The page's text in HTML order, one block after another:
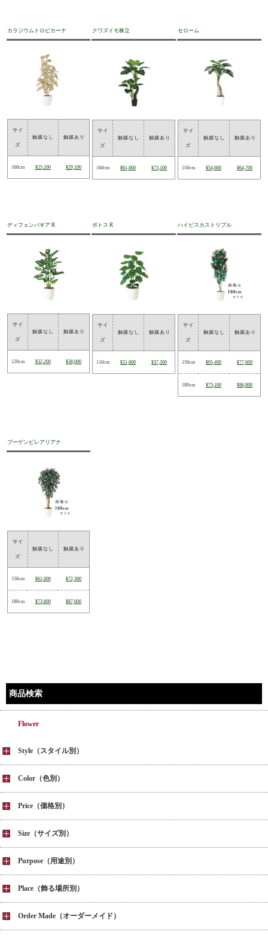
カラジウムトロピカーナ
サイ
ズ
触媒なし 触媒あり
160cm ¥25,100 ¥29,100
クワズイモ株立
サイ
ズ
触媒なし 触媒あり
160cm ¥61,800 ¥73,100
セローム
サイ
ズ
触媒なし 触媒あり
150cm ¥54,600 ¥64,700
ディフェンバギア R
サイ
ズ
触媒なし 触媒あり
120cm ¥32,200 ¥38,000
ポトス R
サイ
ズ
触媒なし 触媒あり
110cm ¥31,600 ¥37,300
ハイビスカストリプル
サイ
ズ
触媒なし 触媒あり
150cm ¥65,400 ¥77,600
180cm ¥73,100 ¥86,800
ブーゲンビレアリアナ
サイ
ズ
触媒なし 触媒あり
150cm ¥61,000 ¥72,300
180cm ¥73,800 ¥87,600
商品検索
Flower
Style（スタイル別）
Color（色別）
Price（価格別）
Size（サイズ別）
Purpose（用途別）
Place（飾る場所別）
Order Made（オーダーメイド）